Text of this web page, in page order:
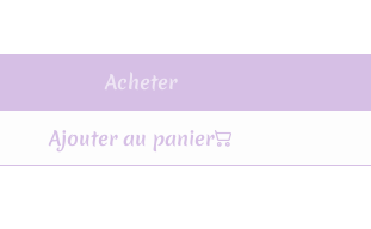
Acheter
Ajouter au panier